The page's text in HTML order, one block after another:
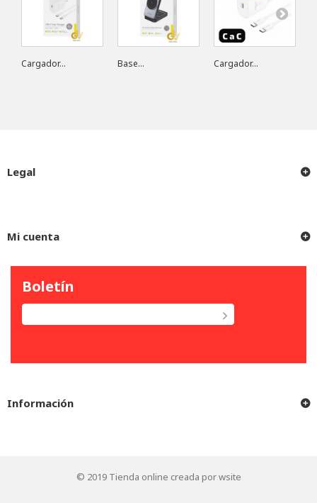
Cargador... Base... Cargador...
Legal
© 2019 Tienda online creada por wsite
Mi cuenta
Boletín
Información